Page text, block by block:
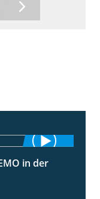
2:37
in der